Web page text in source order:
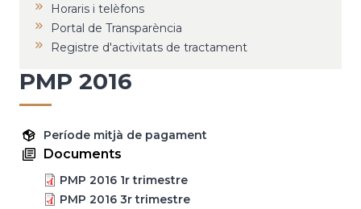
Horaris i telèfons
Portal de Transparència
Registre d'activitats de tractament
PMP 2016
Període mitjà de pagament
Documents
PMP 2016 1r trimestre
PMP 2016 3r trimestre